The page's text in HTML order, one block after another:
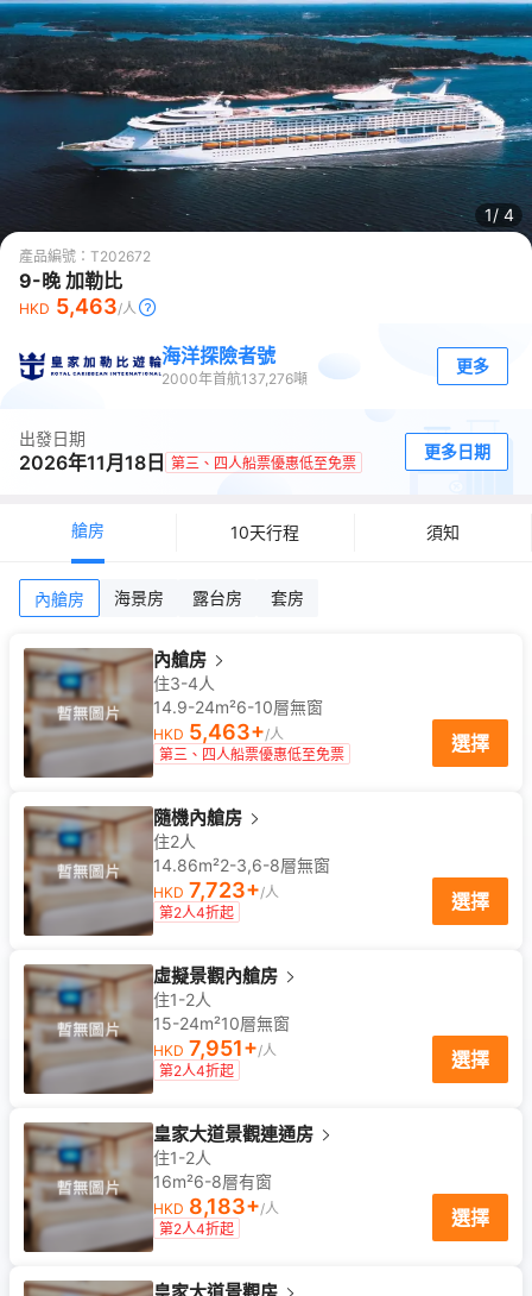
1/ 4
產品編號： T202672
9-晚 加勒比
HKD 5,463/人
海洋探險者號
2000年首航137,276噸
更多
出發日期
2026年11月18日 第三、四人船票優惠低至免票
更多日期
艙房 10天行程 須知
內艙房 海景房 露台房 套房
內艙房
住3-4人
14.9-24m²6-10層無窗
HKD 5,463+/人
第三、四人船票優惠低至免票
選擇
隨機內艙房
住2人
14.86m²2-3,6-8層無窗
HKD 7,723+/人
第2人4折起
選擇
虛擬景觀內艙房
住1-2人
15-24m²10層無窗
HKD 7,951+/人
第2人4折起
選擇
皇家大道景觀連通房
住1-2人
16m²6-8層有窗
HKD 8,183+/人
第2人4折起
選擇